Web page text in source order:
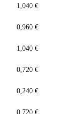
1,040 €
0,960 €
1,040 €
0,720 €
0,240 €
0,720 €